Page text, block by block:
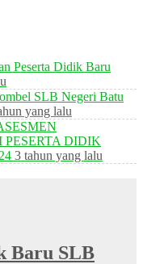
Peserta Didik Baru
SLB Negeri Batu
yang lalu
DIDIK
3 tahun yang lalu
Baru SLB